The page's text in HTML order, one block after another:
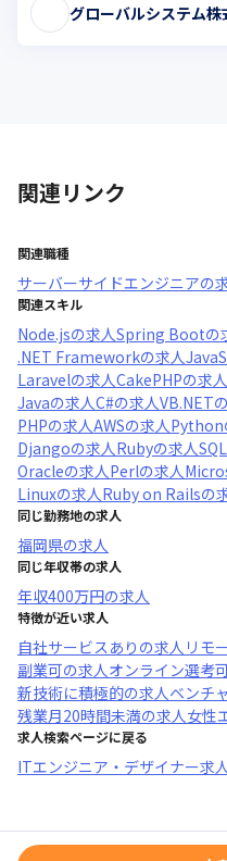
グローバルシステム株
関連リンク
関連職種
サーバーサイドエンジニアの
関連スキル
Node.jsの求人Spring Bootの
.NET Frameworkの求人
Laravelの求人CakePHPの求人
Javaの求人C#の求人VB.NET
PHPの求人AWSの求人Python
Djangoの求人Rubyの求人
Oracleの求人Perlの求人
Linuxの求人Ruby on Railsの
同じ勤務地の求人
福岡県の求人
同じ年収帯の求人
年収400万円の求人
特徴が近い求人
自社サービスあり の求人 リモ
副業可の求人オンライン選考
新技術に積極的の求人ベンチ
残業月20時間未満の求人女性
求人検索ページに戻る
ITエンジニア・デザイナー求